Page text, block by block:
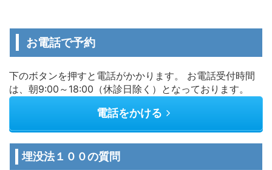
お電話で予約
下のボタンを押すと電話がかかります。 お電話受付時間
は、朝9:00～18:00（休診日除く）となっております。
電話をかける
埋没法１００の質問